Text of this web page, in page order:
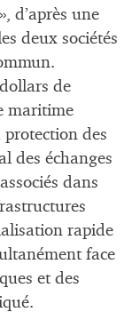
d’après une
deux sociétés
de
maritime
des
des échanges
dans
rapide
face
et des